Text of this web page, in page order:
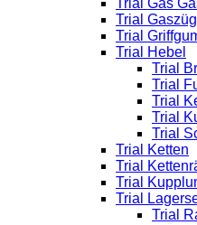
Trial Gas
Trial
Trial
Trial Hebel
Trial
Trial
Trial
Trial
Trial
Trial Ketten
Trial
Trial
Trial
Trial